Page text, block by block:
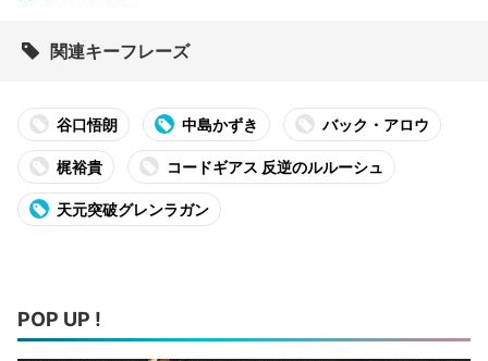
関連キーフレーズ
谷口悟朗 中島かずき バック・アロウ
梶裕貴 コードギアス 反逆のルルーシュ
天元突破グレンラガン
POP UP !